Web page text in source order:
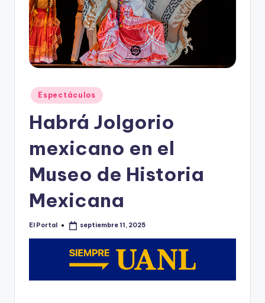
Publicado
en
Espectáculos
Habrá Jolgorio
mexicano en el
Museo de Historia
Mexicana
Publicado
El Portal septiembre 11, 2025